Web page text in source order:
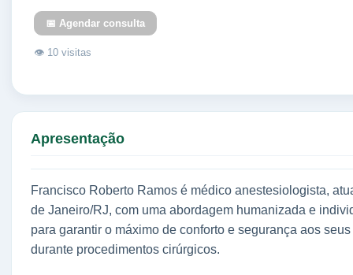
📅 Agendar consulta
👁 10 visitas
Apresentação
Francisco Roberto Ramos é médico anestesiologista,
de Janeiro/RJ, com uma abordagem humanizada e
para garantir o máximo de conforto e segurança aos
durante procedimentos cirúrgicos.